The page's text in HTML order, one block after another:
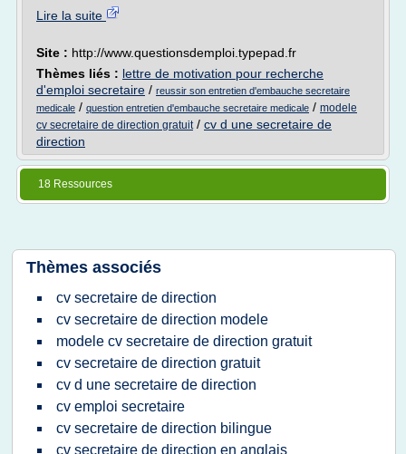
Lire la suite
Site : http://www.questionsdemploi.typepad.fr
Thèmes liés : lettre de motivation pour recherche
d'emploi secretaire / reussir son entretien d'embauche secretaire
medicale / question entretien d'embauche secretaire medicale / modele
cv secretaire de direction gratuit/ cv d une secretaire de
direction
18 Ressources
Thèmes associés
cv secretaire de direction
cv secretaire de direction modele
modele cv secretaire de direction gratuit
cv secretaire de direction gratuit
cv d une secretaire de direction
cv emploi secretaire
cv secretaire de direction bilingue
cv secretaire de direction en anglais